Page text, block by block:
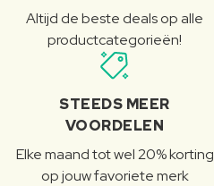
Altijd de beste deals op alle
productcategorieën!
STEEDS MEER
VOORDELEN
Elke maand tot wel 20% korting
op jouw favoriete merk